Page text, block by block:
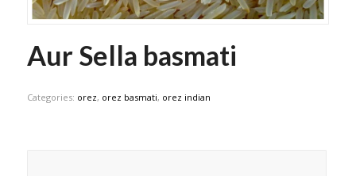
Aur Sella basmati
Categories: orez, orez basmati, orez indian